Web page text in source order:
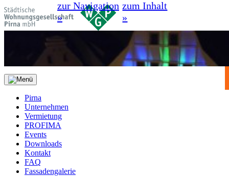
zur Navigation
»
zum Inhalt
»
Pirna
Unternehmen
Vermietung
PROFIMA
Events
Downloads
Kontakt
FAQ
Fassadengalerie